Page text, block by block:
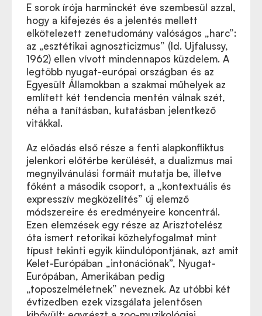
E sorok írója harminckét éve szembesül azzal,
hogy a kifejezés és a jelentés mellett
elkötelezett zenetudomány valóságos „harc”:
az „esztétikai agnoszticizmus” (ld. Ujfalussy,
1962) ellen vívott mindennapos küzdelem. A
legtöbb nyugat-európai országban és az
Egyesült Államokban a szakmai műhelyek az
említett két tendencia mentén válnak szét,
néha a tanításban, kutatásban jelentkező
vitákkal.
Az előadás első része a fenti alapkonfliktus
jelenkori előtérbe kerülését, a dualizmus mai
megnyilvánulási formáit mutatja be, illetve
főként a második csoport, a „kontextuális és
expresszív megközelítés” új elemző
módszereire és eredményeire koncentrál.
Ezen elemzések egy része az Arisztotelész
óta ismert retorikai közhelyfogalmat mint
típust tekinti egyik kiindulópontjának, azt amit
Kelet-Európában „intonációnak”, Nyugat-
Európában, Amerikában pedig
„toposzelméletnek” neveznek. Az utóbbi két
évtizedben ezek vizsgálata jelentősen